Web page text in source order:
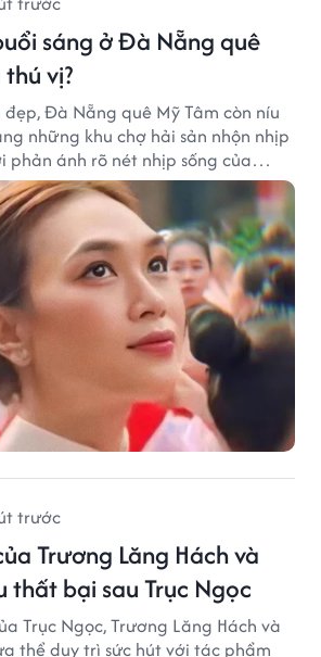
sáng ở Đà Nẵng quê
vị?
Đà Nẵng quê Mỹ Tâm còn níu
những khu chợ hải sản nhộn nhịp
phản ánh rõ nét nhịp sống của
trước
Trương Lăng Hách và
thất bại sau Trục Ngọc
Trục Ngọc, Trương Lăng Hách và
thể duy trì sức hút với tác phẩm